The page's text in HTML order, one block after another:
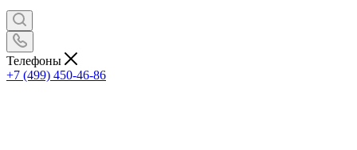
Телефоны
+7 (499) 450-46-86